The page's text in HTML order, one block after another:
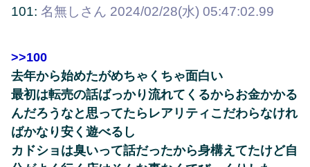
101: 名無しさん 2024/02/28(水) 05:47:02.99
>>100
去年から始めたがめちゃくちゃ面白い
最初は転売の話ばっかり流れてくるからお金かかる
んだろうなと思ってたらレアリティこだわらなけれ
ばかなり安く遊べるし
カドショは臭いって話だったから身構えてたけど自